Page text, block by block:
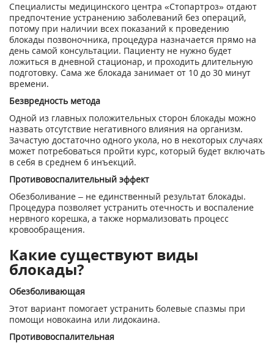
Специалисты медицинского центра «Стопартроз» отдают
предпочтение устранению заболеваний без операций,
потому при наличии всех показаний к проведению
блокады позвоночника, процедура назначается прямо на
день самой консультации. Пациенту не нужно будет
ложиться в дневной стационар, и проходить длительную
подготовку. Сама же блокада занимает от 10 до 30 минут
времени.
Безвредность метода
Одной из главных положительных сторон блокады можно
назвать отсутствие негативного влияния на организм.
Зачастую достаточно одного укола, но в некоторых случаях
может потребоваться пройти курс, который будет включать
в себя в среднем 6 инъекций.
Противовоспалительный эффект
Обезболивание – не единственный результат блокады.
Процедура позволяет устранить отечность и воспаление
нервного корешка, а также нормализовать процесс
кровообращения.
Какие существуют виды
блокады?
Обезболивающая
Этот вариант помогает устранить болевые спазмы при
помощи новокаина или лидокаина.
Противовоспалительная